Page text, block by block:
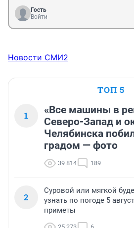
Гость
Войти
Новости СМИ2
ТОП 5
1
«Все машины в
Северо-Запад и
Челябинска
градом — фото
39 814 189
2
Суровой или мягкой
узнать по погоде 5
приметы